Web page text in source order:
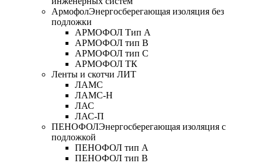
АрмофолЭнергосберегающая изоляция без
подложки
АРМОФОЛ Тип А
АРМОФОЛ тип В
АРМОФОЛ тип C
АРМОФОЛ ТК
Ленты и скотчи ЛИТ
ЛАМС
ЛАМС-Н
ЛАС
ЛАС-П
ПЕНОФОЛЭнергосберегающая изоляция с
подложкой
ПЕНОФОЛ тип А
ПЕНОФОЛ тип B